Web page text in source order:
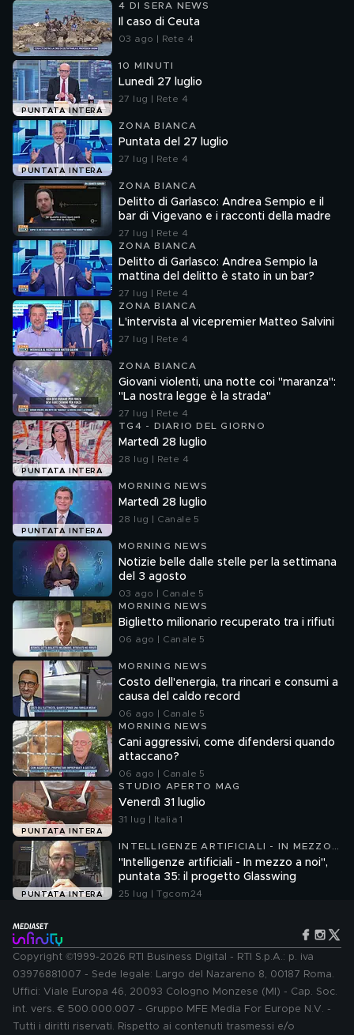
4 DI SERA NEWS
Il caso di Ceuta
03 ago | Rete 4
PUNTATA INTERA
10 MINUTI
Lunedì 27 luglio
27 lug | Rete 4
PUNTATA INTERA
ZONA BIANCA
Puntata del 27 luglio
27 lug | Rete 4
ZONA BIANCA
Delitto di Garlasco: Andrea Sempio e il
bar di Vigevano e i racconti della madre
27 lug | Rete 4
ZONA BIANCA
Delitto di Garlasco: Andrea Sempio la
mattina del delitto è stato in un bar?
27 lug | Rete 4
ZONA BIANCA
L'intervista al vicepremier Matteo Salvini
27 lug | Rete 4
ZONA BIANCA
Giovani violenti, una notte coi "maranza":
"La nostra legge è la strada"
27 lug | Rete 4
PUNTATA INTERA
TG4 - DIARIO DEL GIORNO
Martedì 28 luglio
28 lug | Rete 4
PUNTATA INTERA
MORNING NEWS
Martedì 28 luglio
28 lug | Canale 5
MORNING NEWS
Notizie belle dalle stelle per la settimana
del 3 agosto
03 ago | Canale 5
MORNING NEWS
Biglietto milionario recuperato tra i rifiuti
06 ago | Canale 5
MORNING NEWS
Costo dell'energia, tra rincari e consumi a
causa del caldo record
06 ago | Canale 5
MORNING NEWS
Cani aggressivi, come difendersi quando
attaccano?
06 ago | Canale 5
PUNTATA INTERA
STUDIO APERTO MAG
Venerdì 31 luglio
31 lug | Italia 1
PUNTATA INTERA
INTELLIGENZE ARTIFICIALI - IN MEZZO
A NOI
"Intelligenze artificiali - In mezzo a noi",
puntata 35: il progetto Glasswing
25 lug | Tgcom24
Copyright ©1999-2026 RTI Business Digital - RTI S.p.A.: p. iva
03976881007 - Sede legale: Largo del Nazareno 8, 00187 Roma.
Uffici: Viale Europa 46, 20093 Cologno Monzese (MI) - Cap. Soc.
int. vers. € 500.000.007 - Gruppo MFE Media For Europe N.V. -
Tutti i diritti riservati. Rispetto ai contenuti trasmessi e/o